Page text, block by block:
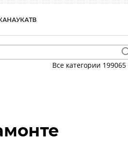
НАУКАТВ
Все категории 199065